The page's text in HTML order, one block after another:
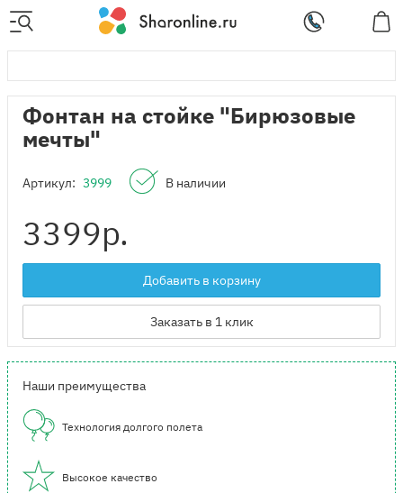
Фонтан на стойке "Бирюзовые
мечты"
Артикул: 3999 В наличии
3399р.
Добавить в корзину
Заказать в 1 клик
Наши преимущества
Технология долгого полета
Высокое качество